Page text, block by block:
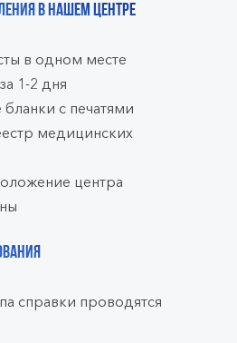
в нашем центре
в одном месте
1-2 дня
с печатями
медицинских
центра
справки проводятся